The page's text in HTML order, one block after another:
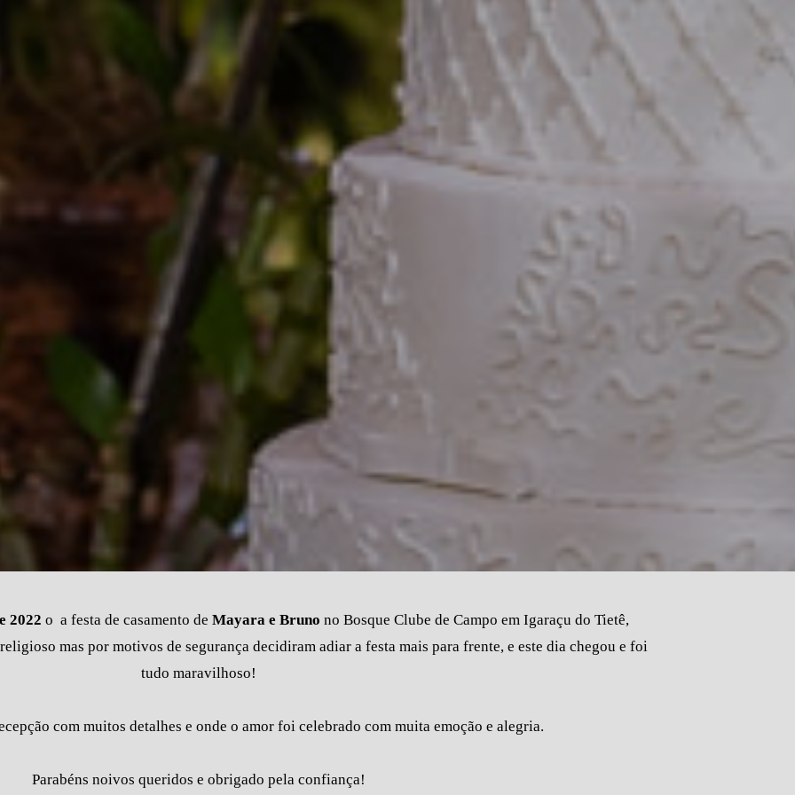
2022 o a festa de casamento de Mayara e Bruno no Bosque Clube de Campo em Igaraçu do Tietê,
mas por motivos de segurança decidiram adiar a festa mais para frente, e este dia chegou e foi
tudo maravilhoso!
com muitos detalhes e onde o amor foi celebrado com muita emoção e alegria.
Parabéns noivos queridos e obrigado pela confiança!